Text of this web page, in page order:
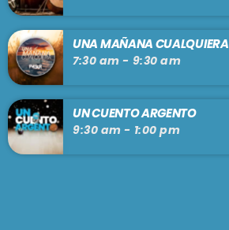
UNA MAÑANA CUALQUIERA
7:30 am - 9:30 am
UN CUENTO ARGENTO
9:30 am - 1:00 pm